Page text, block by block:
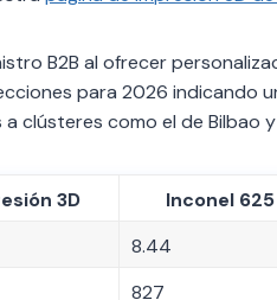
B2B al ofrecer
para 2026 indicando
clústeres como el de Bilbao
3D
Inconel
8.44
827